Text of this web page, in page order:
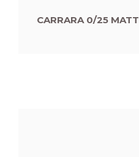
CARRARA 0/25 MATT